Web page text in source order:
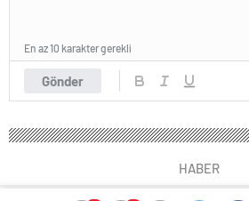
Gönder
En az 10 karakter gerekli
HABER